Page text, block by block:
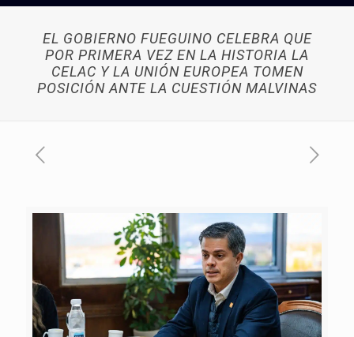
EL GOBIERNO FUEGUINO CELEBRA QUE
POR PRIMERA VEZ EN LA HISTORIA LA
CELAC Y LA UNIÓN EUROPEA TOMEN
POSICIÓN ANTE LA CUESTIÓN MALVINAS